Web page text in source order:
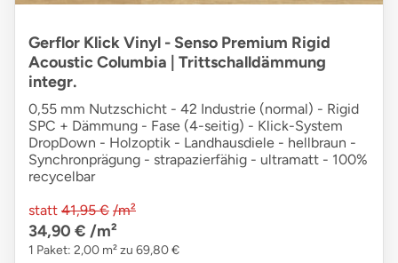
Gerflor Klick Vinyl - Senso Premium Rigid
Acoustic Columbia | Trittschalldämmung
integr.
0,55 mm Nutzschicht - 42 Industrie (normal) - Rigid
SPC + Dämmung - Fase (4-seitig) - Klick-System
DropDown - Holzoptik - Landhausdiele - hellbraun -
Synchronprägung - strapazierfähig - ultramatt - 100%
recycelbar
statt 41,95 € /m²
34,90 € /m²
1 Paket: 2,00 m² zu 69,80 €